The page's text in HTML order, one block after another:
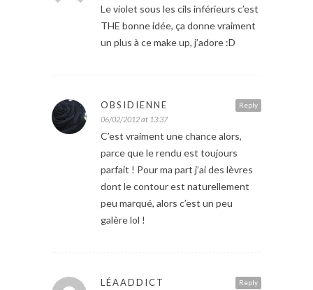
Le violet sous les cils inférieurs c’est
THE bonne idée, ça donne vraiment
un plus à ce make up, j’adore :D
Reply
OBSIDIENNE
06/02/2012 at 13:37
C’est vraiment une chance alors,
parce que le rendu est toujours
parfait ! Pour ma part j’ai des lèvres
dont le contour est naturellement
peu marqué, alors c’est un peu
galère lol !
Reply
LÉAADDICT